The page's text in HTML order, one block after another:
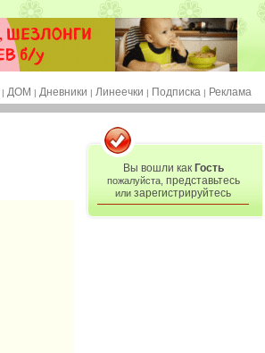
| ДОМ | Дневники | Линеечки | Подписка | Реклама
Вы вошли как Гость
пожалуйста, представьтесь
или зарегистрируйтесь